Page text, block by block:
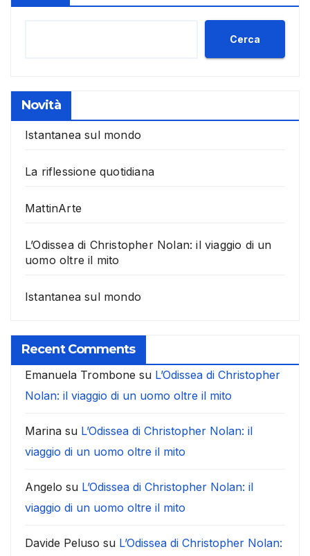
Cerca
Novità
Istantanea sul mondo
La riflessione quotidiana
MattinArte
L’Odissea di Christopher Nolan: il viaggio di un
uomo oltre il mito
Istantanea sul mondo
Recent Comments
Emanuela Trombone su L’Odissea di Christopher
Nolan: il viaggio di un uomo oltre il mito
Marina su L’Odissea di Christopher Nolan: il
viaggio di un uomo oltre il mito
Angelo su L’Odissea di Christopher Nolan: il
viaggio di un uomo oltre il mito
Davide Peluso su L’Odissea di Christopher Nolan: